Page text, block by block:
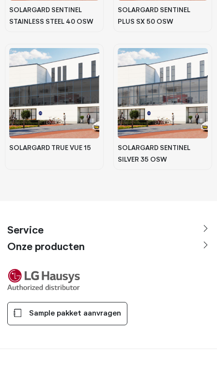
SOLARGARD SENTINEL
STAINLESS STEEL 40 OSW
SOLARGARD SENTINEL
PLUS SX 50 OSW
SOLARGARD TRUE VUE 15
SOLARGARD SENTINEL
SILVER 35 OSW
Service
Onze producten
Sample pakket aanvragen